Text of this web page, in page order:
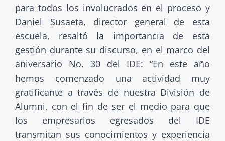
para todos los involucrados en el proceso y
Daniel Susaeta, director general de esta
escuela, resaltó la importancia de esta
gestión durante su discurso, en el marco del
aniversario No. 30 del IDE: “En este año
hemos comenzado una actividad muy
gratificante a través de nuestra División de
Alumni, con el fin de ser el medio para que
los empresarios egresados del IDE
transmitan sus conocimientos y experiencia